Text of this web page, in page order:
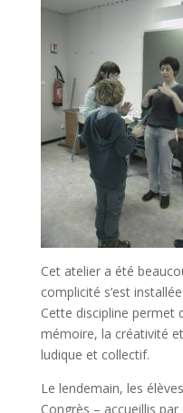
Cet atelier a été
complicité s’est
Cette discipline permet
mémoire, la créativité
ludique et collectif.
Le lendemain, les
Congrès – accueillis